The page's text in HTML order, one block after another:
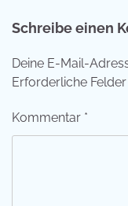
Schreibe einen
Deine E-Mail-
Erforderliche
Kommentar *